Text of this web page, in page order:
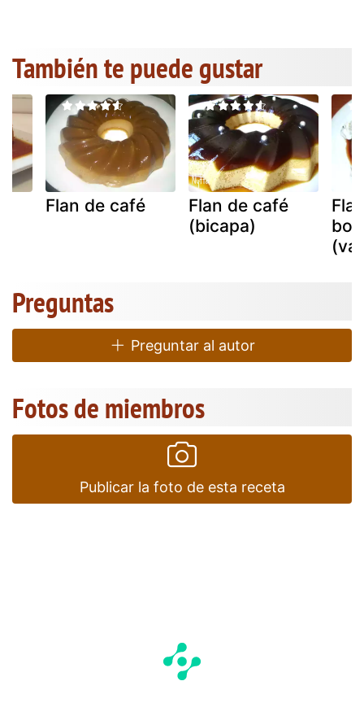
También te puede gustar
Flan de café
Flan de café
(bicapa)
Preguntas
Preguntar al autor
Fotos de miembros
Publicar la foto de esta receta